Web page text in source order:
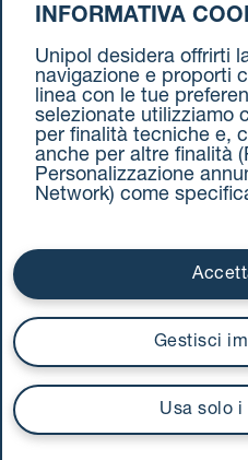
Documenti contrattuali
Via Stalingrado 37 - 40128 Bologna
Tel 051 5077111 - Fax 051 375349
unipolmove@pec.unipol.it
C.F. 03506831209 e P. IVA
UnipolTech
I prezzi si intendono compresi di IVA
INFORMATIVA
Unipol desidera offrirti
navigazione e proporti
linea con le tue
selezionate utilizziamo
per finalità tecniche e,
anche per altre finalità
Personalizzazione
Network) come
Usa solo i
Gestisci